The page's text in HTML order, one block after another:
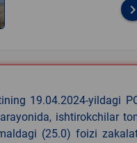
keyboard_arrow_right
19.04.2024-yildagi
ishtirokchilar
(25.0) foizi